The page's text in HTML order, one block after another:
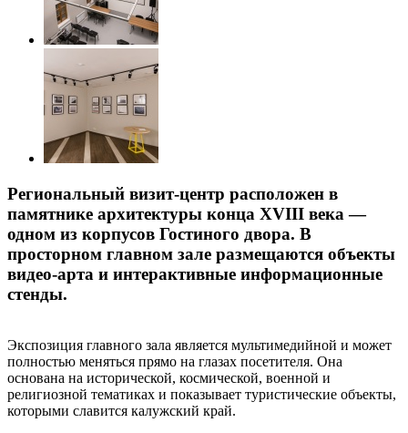
Региональный визит-центр расположен в
памятнике архитектуры конца XVIII века —
одном из корпусов Гостиного двора. В
просторном главном зале размещаются объекты
видео-арта и интерактивные информационные
стенды.
Экспозиция главного зала является мультимедийной и может
полностью меняться прямо на глазах посетителя. Она
основана на исторической, космической, военной и
религиозной тематиках и показывает туристические объекты,
которыми славится калужский край.